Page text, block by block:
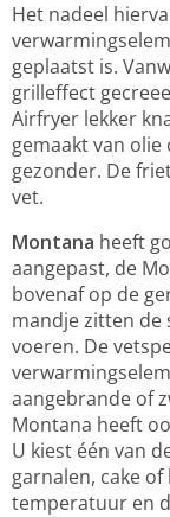
Het nadeel
geplaatst is.
grilleffect
Airfryer lekker
gemaakt van
gezonder. De
vet.
Montana heeft
aangepast, de
bovenaf op de
mandje zitten de
voeren. De
aangebrande of
Montana heeft
U kiest één van
garnalen, cake
temperatuur en